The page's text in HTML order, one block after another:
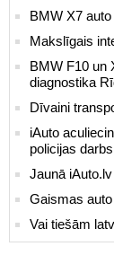
BMW X7
Makslīgais
BMW F10 un
diagnostika
Dīvaini
iAuto
policijas
Jaunā
Gaismas auto
Vai tiešām